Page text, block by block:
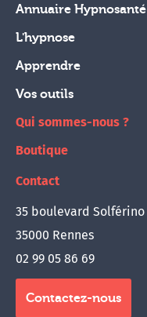
Annuaire Hypnosanté
L'hypnose
Apprendre
Vos outils
Qui sommes-nous ?
Boutique
Contact
35 boulevard Solférino
35000 Rennes
02 99 05 86 69
Contactez-nous